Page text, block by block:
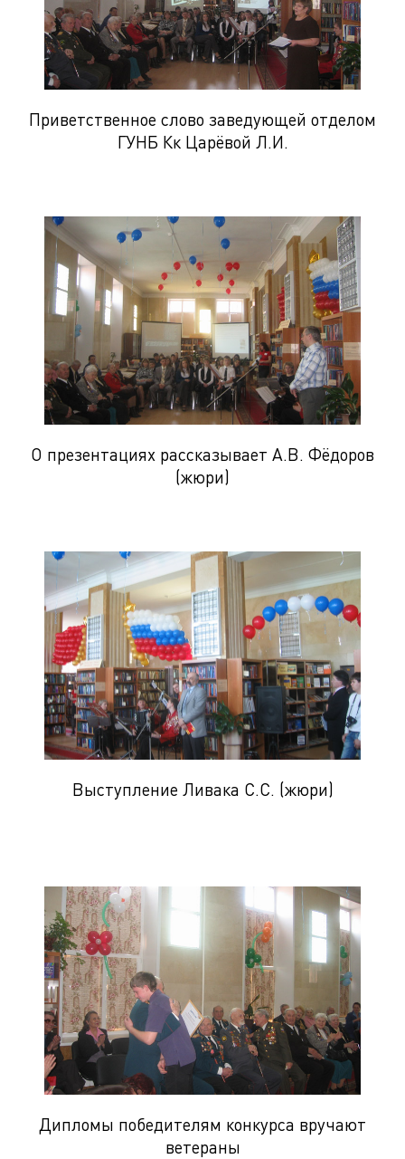
Приветственное слово заведующей отделом
ГУНБ Кк Царёвой Л.И.
О презентациях рассказывает А.В. Фёдоров
(жюри)
Выступление Ливака С.С. (жюри)
Дипломы победителям конкурса вручают
ветераны